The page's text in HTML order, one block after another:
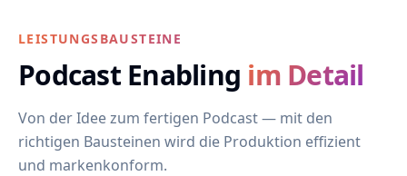
LEISTUNGSBAUSTEINE
Podcast Enabling im Detail
Von der Idee zum fertigen Podcast — mit den
richtigen Bausteinen wird die Produktion effizient
und markenkonform.